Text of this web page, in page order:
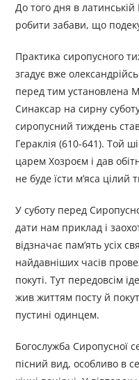
До того дня в
робити забави, що
Практика сиропусного
згадує вже
перед тим установлена
Синаксар на сирну
сиропусний тиждень
Гераклія (610-641). Той
царем Хозроєм і дав
не буде їсти м’яса
У суботу перед
дати нам приклад і
відзначає пам’ять усіх
найдавніших часів
покуті. Тут передовсім
жив життям посту й
пустині одинцем.
Богослужба Сиропусної
пісний вид, особливо в